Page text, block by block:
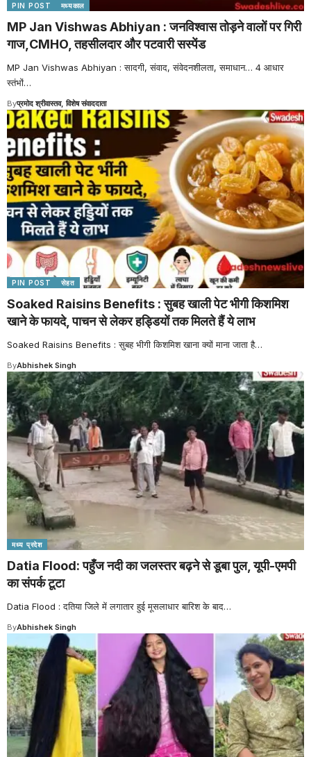
PIN POST मध्यकाल
MP Jan Vishwas Abhiyan : जनविश्वास तोड़ने वालों पर गिरी
गाज,CMHO, तहसीलदार और पटवारी सस्पेंड
MP Jan Vishwas Abhiyan : सादगी, संवाद, संवेदनशीलता, समाधान… 4 आधार
स्तंभों…
Byप्रमोद श्रीवास्तव, विशेष संवाददाता
PIN POST सेहत
Soaked Raisins Benefits : सुबह खाली पेट भीगी किशमिश
खाने के फायदे, पाचन से लेकर हड्डियों तक मिलते हैं ये लाभ
Soaked Raisins Benefits : सुबह भीगी किशमिश खाना क्यों माना जाता है…
ByAbhishek Singh
मध्य प्रदेश
Datia Flood: पहुँज नदी का जलस्तर बढ़ने से डूबा पुल, यूपी-एमपी
का संपर्क टूटा
Datia Flood : दतिया जिले में लगातार हुई मूसलाधार बारिश के बाद…
ByAbhishek Singh